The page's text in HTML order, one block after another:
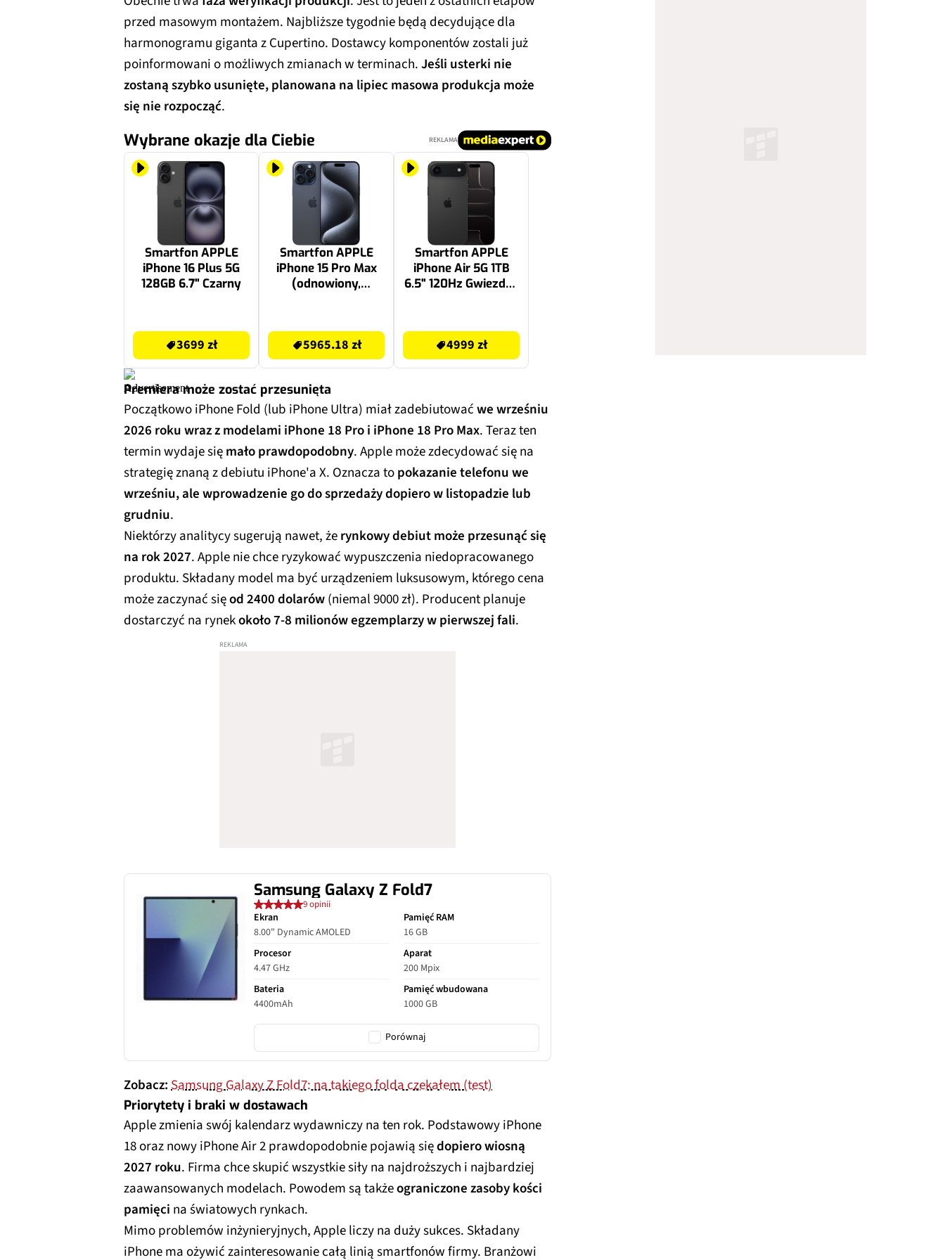
przed masowym montażem. Najbliższe tygodnie będą decydujące dla
harmonogramu giganta z Cupertino. Dostawcy komponentów zostali już
poinformowani o możliwych zmianach w terminach.Jeśli usterki nie
zostaną szybko usunięte, planowana na lipiec masowa produkcja może
się nie rozpocząć.
Wybrane okazje dla Ciebie REKLAMA
Smartfon APPLE
iPhone 16 Plus 5G
128GB 6.7" Czarny
3699 zł
Smartfon APPLE
iPhone 15 Pro Max
(odnowiony,
Tytan Błękitny (CPO)
2x eSIM
5965.18 zł
Smartfon APPLE
iPhone Air 5G 1TB
6.5" 120Hz Gwiezdna
4999 zł
Premiera może zostać przesunięta
Początkowo iPhone Fold (lub iPhone Ultra) miał zadebiutowaćwe wrześniu
2026 roku wraz z modelami iPhone 18 Pro i iPhone 18 Pro Max. Teraz ten
termin wydaje sięmało prawdopodobny. Apple może zdecydować się na
strategię znaną z debiutu iPhone'a X. Oznacza topokazanie telefonu we
wrześniu, ale wprowadzenie go do sprzedaży dopiero w listopadzie lub
grudniu.
Niektórzy analitycy sugerują nawet, żerynkowy debiut może przesunąć się
na rok 2027. Apple nie chce ryzykować wypuszczenia niedopracowanego
produktu. Składany model ma być urządzeniem luksusowym, którego cena
może zaczynać sięod 2400 dolarów(niemal 9000 zł). Producent planuje
dostarczyć na rynekokoło 7-8 milionów egzemplarzy w pierwszej fali.
Samsung Galaxy Z Fold7
9 opinii
Ekran
8.00" Dynamic AMOLED
Pamięć RAM
16 GB
Procesor
4.47 GHz
Aparat
200 Mpix
Bateria
4400mAh
Pamięć wbudowana
1000 GB
Porównaj
Zobacz:Samsung Galaxy Z Fold7: na takiego folda czekałem (test)
Priorytety i braki w dostawach
Apple zmienia swój kalendarz wydawniczy na ten rok. Podstawowy iPhone
18 oraz nowy iPhone Air 2 prawdopodobnie pojawią siędopiero wiosną
2027 roku. Firma chce skupić wszystkie siły na najdroższych i najbardziej
zaawansowanych modelach. Powodem są takżeograniczone zasoby kości
pamięci na światowych rynkach.
Mimo problemów inżynieryjnych, Apple liczy na duży sukces. Składany
iPhone ma ożywić zainteresowanie całą linią smartfonów firmy. Branżowi